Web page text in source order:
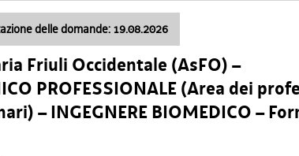
delle domande: 19.08.2026
Friuli Occidentale (AsFO) –
PROFESSIONALE (Area dei
– INGEGNERE BIOMEDICO –